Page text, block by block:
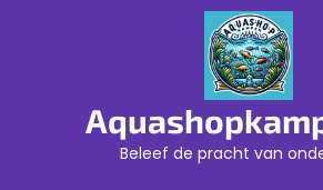
Beleef de pracht van